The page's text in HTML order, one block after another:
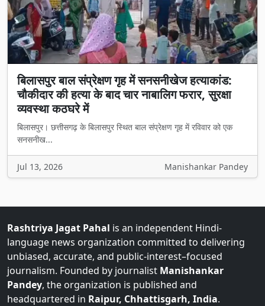
बिलासपुर बाल संप्रेक्षण गृह में सनसनीखेज हत्याकांड:
चौकीदार की हत्या के बाद चार नाबालिग फरार, सुरक्षा
व्यवस्था कठघरे में
बिलासपुर। छत्तीसगढ़ के बिलासपुर स्थित बाल संप्रेक्षण गृह में रविवार को एक
सनसनीख...
Jul 13, 2026 Manishankar Pandey
Rashtriya Jagat Pahal is an independent Hindi-
language news organization committed to delivering
unbiased, accurate, and public-interest–focused
journalism. Founded by journalist Manishankar
Pandey, the organization is published and
headquartered in Raipur, Chhattisgarh, India.